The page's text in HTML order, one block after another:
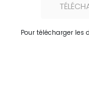
Pour télécharger les